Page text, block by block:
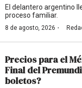
El delantero argentino
proceso familiar.
8 de agosto, 2026 ·
Precios para el
Final del
boletos?